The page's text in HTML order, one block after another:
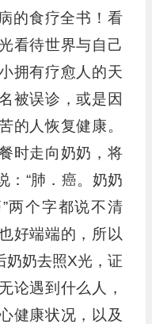
的食疗全书！看
看待世界与自己
拥有疗愈人的天
被误诊，或是因
的人恢复健康。
时走向奶奶，将
：“肺．癌。奶奶
两个字都说不清
好端端的，所以
奶奶去照X光，证
论遇到什么人，
健康状况，以及